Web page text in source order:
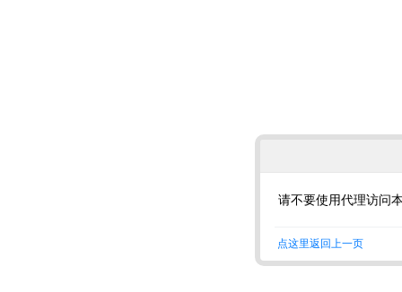
请不要使用代理访问
点这里返回上一页